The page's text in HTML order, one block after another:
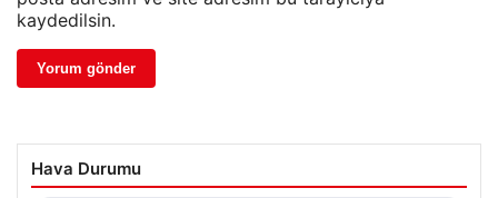
kaydedilsin.
Hava Durumu